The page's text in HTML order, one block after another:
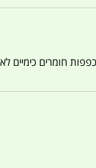
חומרים כימיים